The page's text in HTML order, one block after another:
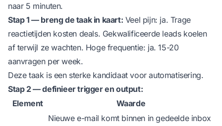
naar 5 minuten.
Stap 1 — breng de taak in kaart: Veel pijn: ja. Trage
reactietijden kosten deals. Gekwalificeerde leads koelen
af terwijl ze wachten. Hoge frequentie: ja. 15-20
aanvragen per week.
Deze taak is een sterke kandidaat voor automatisering.
Stap 2 — definieer trigger en output:
Element
Waarde
Nieuwe e-mail komt binnen in gedeelde inbox